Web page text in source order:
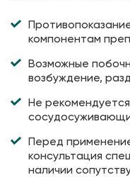
компонентам
Возможные
возбуждение,
Не
Перед
консультация
наличии